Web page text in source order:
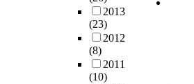
2013
(23)
2012
(8)
2011
(10)